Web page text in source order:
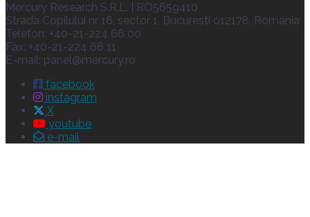
Mercury Research S.R.L. | RO5659410
Strada Copilului nr 16, sector 1, Bucuresti 012178, Romania
Telefon: +40-21-224 66 00
Fax: +40-21-224 66 11
E-mail: panel@mercury.ro
facebook
instagram
X
youtube
e-mail